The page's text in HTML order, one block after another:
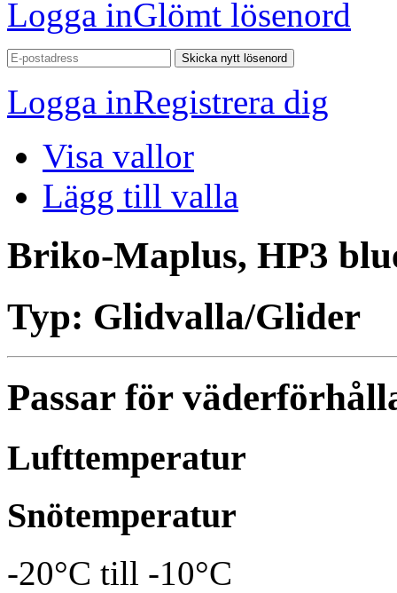
Logga inGlömt lösenord
Skicka nytt lösenord
Logga inRegistrera dig
Visa vallor
Lägg till valla
Briko-Maplus, HP3
Typ: Glidvalla/Glider
Passar för
Lufttemperatur
Snötemperatur
-20°C till -10°C